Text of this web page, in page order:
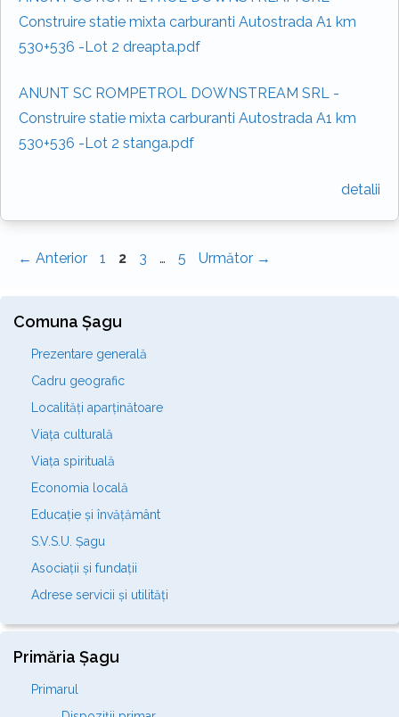
Construire statie mixta carburanti Autostrada A1 km
530+536 -Lot 2 dreapta.pdf
ANUNT SC ROMPETROL DOWNSTREAM SRL -
Construire statie mixta carburanti Autostrada A1 km
530+536 -Lot 2 stanga.pdf
detalii
← Anterior Pagina
1 Pagina
2 Pagina
3 … Pagina
5 Următor →
Comuna Șagu
Prezentare generală
Cadru geografic
Localități aparținătoare
Viața culturală
Viața spirituală
Economia locală
Educație și învățământ
S.V.S.U. Șagu
Asociații și fundații
Adrese servicii și utilități
Primăria Șagu
Primarul